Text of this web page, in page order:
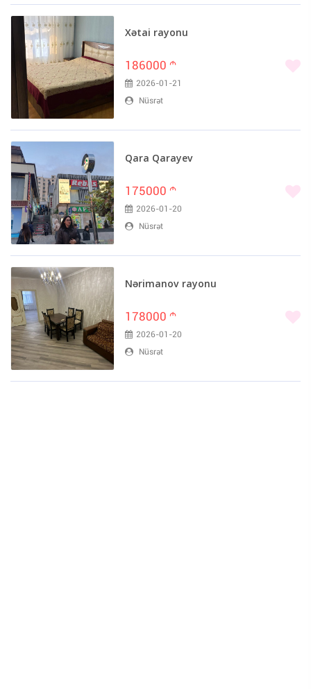
Xətai rayonu
186000 m
2026-01-21
Nüsrət
Qara Qarayev
175000 m
2026-01-20
Nüsrət
Nərimanov rayonu
178000 m
2026-01-20
Nüsrət